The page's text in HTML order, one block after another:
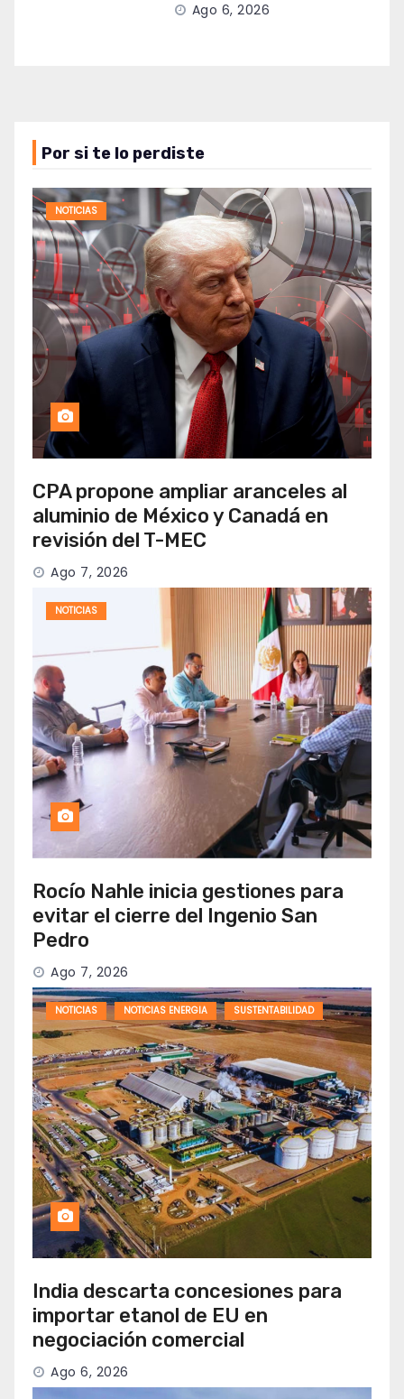
Ago 6, 2026
Por si te lo perdiste
NOTICIAS
CPA propone ampliar aranceles al
aluminio de México y Canadá en
revisión del T-MEC
Ago 7, 2026
NOTICIAS
Rocío Nahle inicia gestiones para
evitar el cierre del Ingenio San
Pedro
Ago 7, 2026
NOTICIAS NOTICIAS ENERGIA SUSTENTABILIDAD
India descarta concesiones para
importar etanol de EU en
negociación comercial
Ago 6, 2026